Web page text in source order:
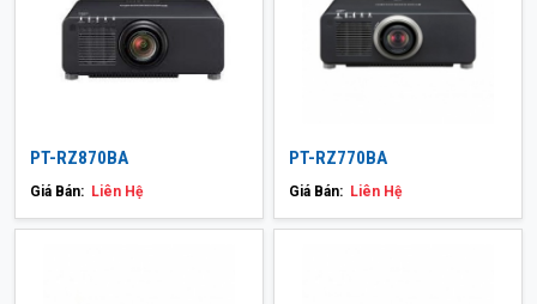
PT-RZ870BA
Giá Bán: Liên Hệ
PT-RZ770BA
Giá Bán: Liên Hệ